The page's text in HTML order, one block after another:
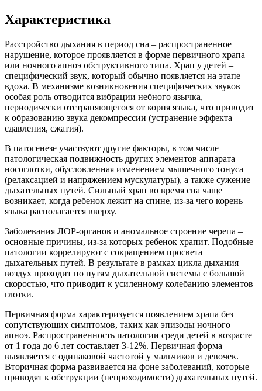
Характеристика
Расстройство дыхания в период сна – распространенное
нарушение, которое проявляется в форме первичного храпа
или ночного апноэ обструктивного типа. Храп у детей –
специфический звук, который обычно появляется на этапе
вдоха. В механизме возникновения специфических звуков
особая роль отводится вибрации небного язычка,
периодически отстраняющегося от корня языка, что приводит
к образованию звука декомпрессии (устранение эффекта
сдавления, сжатия).
В патогенезе участвуют другие факторы, в том числе
патологическая подвижность других элементов аппарата
носоглотки, обусловленная изменением мышечного тонуса
(релаксацией и напряжением мускулатуры), а также сужение
дыхательных путей. Сильный храп во время сна чаще
возникает, когда ребенок лежит на спине, из-за чего корень
языка располагается вверху.
Заболевания ЛОР-органов и аномальное строение черепа –
основные причины, из-за которых ребенок храпит. Подобные
патологии коррелируют с сокращением просвета
дыхательных путей. В результате в рамках цикла дыхания
воздух проходит по путям дыхательной системы с большой
скоростью, что приводит к усиленному колебанию элементов
глотки.
Первичная форма характеризуется появлением храпа без
сопутствующих симптомов, таких как эпизоды ночного
апноэ. Распространенность патологии среди детей в возрасте
от 1 года до 6 лет составляет 3-12%. Первичная форма
выявляется с одинаковой частотой у мальчиков и девочек.
Вторичная форма развивается на фоне заболеваний, которые
приводят к обструкции (непроходимости) дыхательных путей.